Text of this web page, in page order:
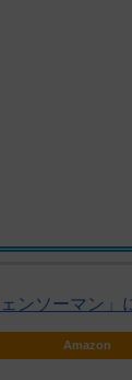
ンソーマン」
Amazon